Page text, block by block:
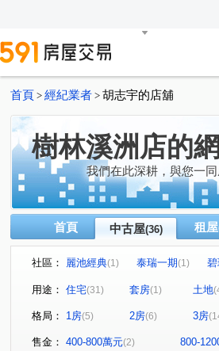
首頁 > 經紀業者 > 胡志宇的店舖
樹林溪洲店的
我們在此深耕，與您一
首頁 中古屋(36) 租屋
社區： 麗池經典(1) 泰瑞一期(1)
山佳晏京
麒麟天地A區 (3)
金門街 中山路一段 (1)
中山路三段(1) (1)
用途： 住宅(31) 套房(1) 土地
格局： 1房(5) 2房(6) 3房
售金： 400-800萬元(2) 800-